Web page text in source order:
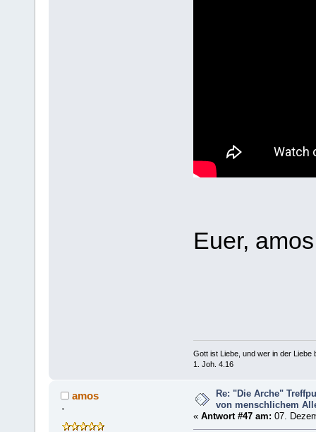
Euer, amos
Gott ist Liebe, und wer in der Liebe
1. Joh. 4.16
amos
'
Re: "Die Arche"
von menschlichem
« Antwort #47 am: 07.